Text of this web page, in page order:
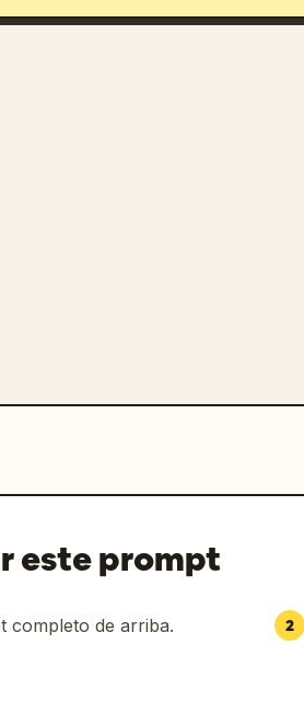
este prompt
completo de arriba. 2